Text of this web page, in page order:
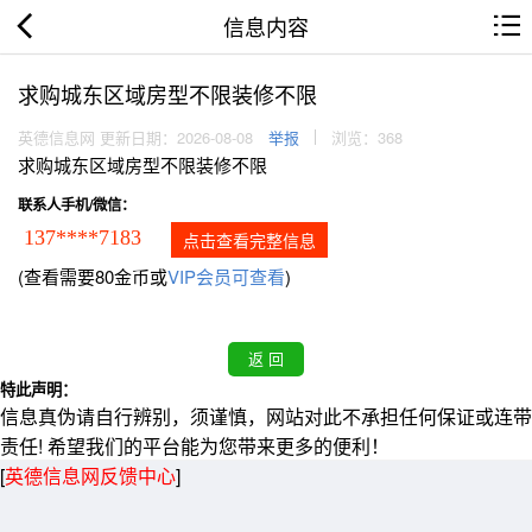
信息内容
求购城东区域房型不限装修不限
英德信息网 更新日期：2026-08-08 举报 浏览：368
求购城东区域房型不限装修不限
联系人手机/微信：
137****7183 点击查看完整信息
(查看需要80金币或VIP会员可查看)
特此声明：
信息真伪请自行辨别，须谨慎，网站对此不承担任何保证或连带
责任! 希望我们的平台能为您带来更多的便利！
[英德信息网反馈中心]